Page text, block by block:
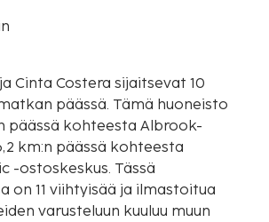
Cinta Costera sijaitsevat 10
Tämä huoneisto
päässä kohteesta Albrook-
km:n päässä kohteesta
-ostoskeskus. Tässä
on 11 viihtyisää ja ilmastoitua
varusteluun kuuluu muun